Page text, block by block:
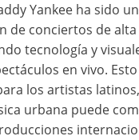
Yankee ha sido
de conciertos de alta
tecnología y
en vivo.
los artistas
urbana puede